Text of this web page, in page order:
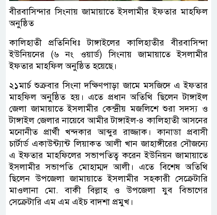
বীরবাসিন্দার সিংনায় জামায়াতে ইসলামীর ইফতার মাহফিল
অনুষ্ঠিত
কালিহাতী প্রতিনিধিঃ টাঙ্গাইলের কালিহাতীর বীরবাসিন্দা
ইউনিয়নের (৬ নং ওয়ার্ড) সিংনায় জামায়াতে ইসলামীর
ইফতার মাহফিল অনুষ্ঠিত হয়েছে।
২১মার্চ শুক্রবার সিংনা দক্ষিণপাড়া জামে মসজিদে এ ইফতার
মাহফিল অনুষ্ঠিত হয়। এতে প্রধান অতিথি ছিলেন টাঙ্গাইল
জেলা জামায়াতে ইসলামীর কেন্দ্রীয় মজলিশে শুরা সদস্য ও
টাঙ্গাইল জেলার নায়েবে আমীর টাঙ্গাইল-৪ কালিহাতী আসনের
মনোনীত প্রার্থী খন্দকার আব্দুর রাজ্জাক। কানাডা প্রবাসী
চার্টার্ড একাউন্ট্যান্ট লিয়াকত আলী খান জাহাঙ্গীরের সৌজন্যে
এ ইফতার মাহফিলের সভাপতিত্ব করেন ইউনিয়ন জামায়াতে
ইসলামীর সভাপতি মোহাম্মদ আলী। এতে বিশেষ অতিথি
ছিলেন উপজেলা জামায়াতে ইসলামীর সহকারী সেক্রেটারি
মাওলানা মো. বাকী বিল্লাহ ও উপজেলা যুব বিভাগের
সেক্রেটারি এম এম এইচ বাদশা প্রমুখ।